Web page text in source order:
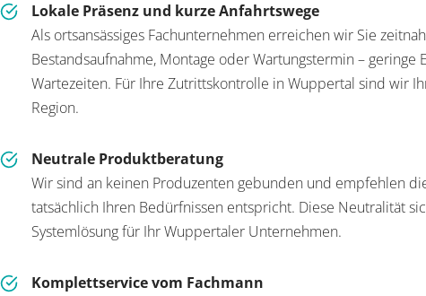
Lokale Präsenz und kurze Anfahrtswege
Als ortsansässiges Fachunternehmen erreichen wir Sie
Bestandsaufnahme, Montage oder Wartungstermin –
Wartezeiten. Für Ihre Zutrittskontrolle in Wuppertal sind wir
Region.
Neutrale Produktberatung
Wir sind an keinen Produzenten gebunden und empfehlen
tatsächlich Ihren Bedürfnissen entspricht. Diese Neutralität
Systemlösung für Ihr Wuppertaler Unternehmen.
Komplettservice vom Fachmann